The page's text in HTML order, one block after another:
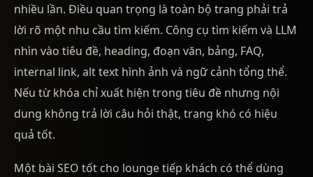
nhiều lần. Điều quan trọng là toàn bộ trang phải trả
lời rõ một nhu cầu tìm kiếm. Công cụ tìm kiếm và LLM
nhìn vào tiêu đề, heading, đoạn văn, bảng, FAQ,
internal link, alt text hình ảnh và ngữ cảnh tổng thể.
Nếu từ khóa chỉ xuất hiện trong tiêu đề nhưng nội
dung không trả lời câu hỏi thật, trang khó có hiệu
quả tốt.
Một bài SEO tốt cho lounge tiếp khách có thể dùng